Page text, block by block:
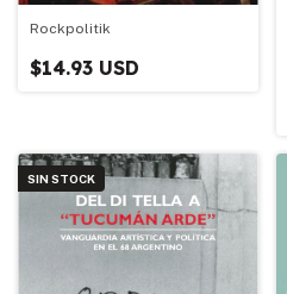
Rockpolitik
$14.93 USD
SIN STOCK